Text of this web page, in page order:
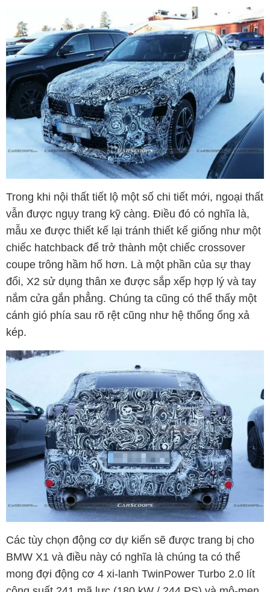
Trong khi nội thất tiết lộ một số chi tiết mới, ngoại thất
vẫn được ngụy trang kỹ càng. Điều đó có nghĩa là,
mẫu xe được thiết kế lại tránh thiết kế giống như một
chiếc hatchback để trở thành một chiếc crossover
coupe trông hầm hố hơn. Là một phần của sự thay
đổi, X2 sử dụng thân xe được sắp xếp hợp lý và tay
nắm cửa gắn phẳng. Chúng ta cũng có thể thấy một
cánh gió phía sau rõ rệt cũng như hệ thống ống xả
kép.
Các tùy chọn động cơ dự kiến sẽ được trang bị cho
BMW X1 và điều này có nghĩa là chúng ta có thể
mong đợi động cơ 4 xi-lanh TwinPower Turbo 2.0 lít